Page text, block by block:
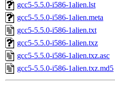
gcc5-5.5.0-i586-1alien.lst
gcc5-5.5.0-i586-1alien.meta
gcc5-5.5.0-i586-1alien.txt
gcc5-5.5.0-i586-1alien.txz
gcc5-5.5.0-i586-1alien.txz.asc
gcc5-5.5.0-i586-1alien.txz.md5